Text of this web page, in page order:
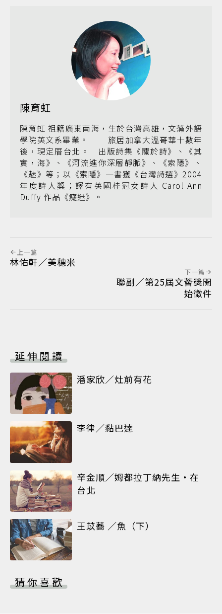
陳育虹
陳育虹 祖籍廣東南海，生於台灣高雄，文藻外語
學院英文系畢業。 旅居加拿大溫哥華十數年
後，現定厝台北。 出版詩集《關於詩》、《其
實，海》、《河流進你深層靜脈》、《索隱》、
《魅》等；以《索隱》一書獲《台灣詩選》2004
年度詩人獎；譯有英國桂冠女詩人 Carol Ann
Duffy 作品《癡迷》。
上一篇
林佑軒／美穗米
下一篇
聯副／第25屆文薈獎開
始徵件
延伸閱讀
潘家欣／灶前有花
李律／黏巴達
辛金順／姆都拉丁納先生•在
台北
王苡蕎 ／魚（下）
猜你喜歡